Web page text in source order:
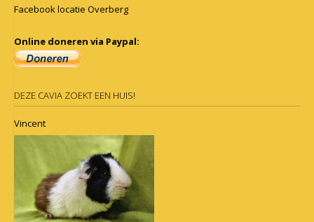
Facebook locatie Overberg
Online doneren via Paypal:
DEZE CAVIA ZOEKT EEN HUIS!
Vincent